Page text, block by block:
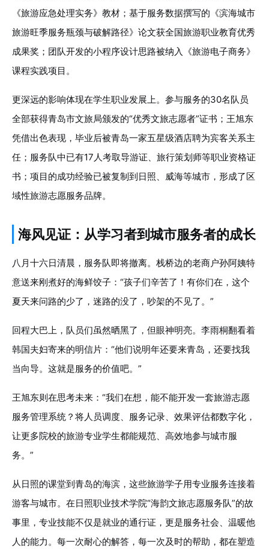
《旅游应急处理实务》教材；基于服务数据撰写的《滨海城市
旅游旺季服务瓶颈与破解路径》论文获全国旅游职业教育优秀
成果奖；团队开发的小程序设计思路被纳入《旅游电子商务》
课程实践项目。
更深远的影响体现在学生职业发展上。参与服务的30名队员
全部获得青岛市文旅局颁发的“优秀文旅志愿者”证书；王旭东
凭借出色表现，毕业后被青岛一家五星级酒店聘为宾客关系主
任；服务队中已有17人考取导游证、旅行策划师等职业资格证
书；项目的成功经验已被复制到日照、威海等城市，形成了区
域性旅游志愿服务品牌。
海风见证：从学习者到城市服务者的成长
八月十六日清晨，服务队即将撤离。栈桥边的老商户孙阿姨特
意送来刚煮好的海鲜饺子：“孩子们辛苦了！有你们在，这个
夏天来问路的少了，迷路的没了，吵架的不见了。”
回程大巴上，队员们虽然晒黑了，但眼神明亮。李雨桐翻看着
韩国夫妇寄来的明信片：“他们说明年还要来青岛，还要找我
当向导。这就是服务的价值吧。”
王旭东则在思考未来：“我们在想，能不能开发一套旅游志愿
服务管理系统？将人员调度、服务记录、效果评估都数字化，
让更多院校的旅游专业学生都能规范、高效地参与城市服
务。”
从日照的课堂到青岛的海滨，这些旅游学子用专业服务连接着
游客与城市。在日照职业技术学院“海韵文旅志愿服务队”的故
事里，专业技能不仅是就业的通行证，更是服务社会、温暖他
人的能力。每一次耐心的解答，每一次及时的帮助，都在塑造